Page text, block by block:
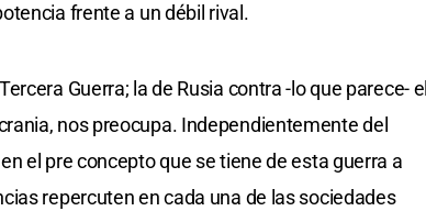
frente a un débil rival.
Guerra; la de Rusia contra -lo que parece- el
nos preocupa. Independientemente del
el pre concepto que se tiene de esta guerra a
repercuten en cada una de las sociedades